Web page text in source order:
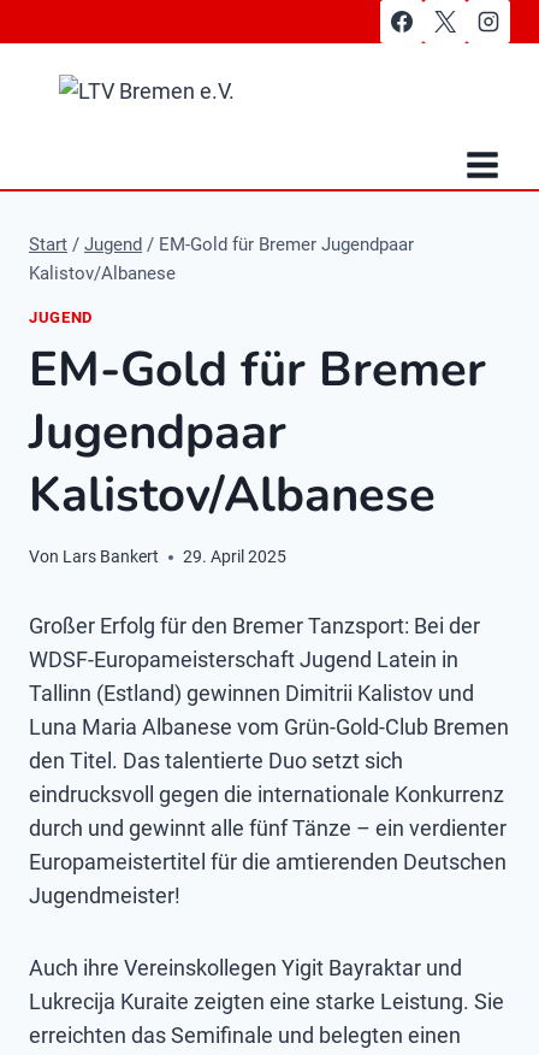
Inhalt
springen
Start / Jugend / EM-Gold für Bremer Jugendpaar
Kalistov/Albanese
JUGEND
EM-Gold für Bremer
Jugendpaar
Kalistov/Albanese
Von Lars Bankert 29. April 2025
Großer Erfolg für den Bremer Tanzsport: Bei der
WDSF-Europameisterschaft Jugend Latein in
Tallinn (Estland) gewinnen Dimitrii Kalistov und
Luna Maria Albanese vom Grün-Gold-Club Bremen
den Titel. Das talentierte Duo setzt sich
eindrucksvoll gegen die internationale Konkurrenz
durch und gewinnt alle fünf Tänze – ein verdienter
Europameistertitel für die amtierenden Deutschen
Jugendmeister!
Auch ihre Vereinskollegen Yigit Bayraktar und
Lukrecija Kuraite zeigten eine starke Leistung. Sie
erreichten das Semifinale und belegten einen